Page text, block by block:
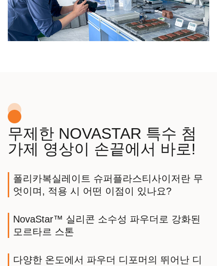
무제한 NOVASTAR 특수 첨
가제 영상이 손끝에서 바로!
폴리카복실레이트 슈퍼플라스티사이저란 무
엇이며, 적용 시 어떤 이점이 있나요?
NovaStar™ 실리콘 소수성 파우더로 강화된
모르타르 스톤
다양한 온도에서 파우더 디포머의 뛰어난 디